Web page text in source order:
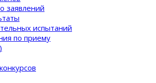
заявлений
испытаний
по приему